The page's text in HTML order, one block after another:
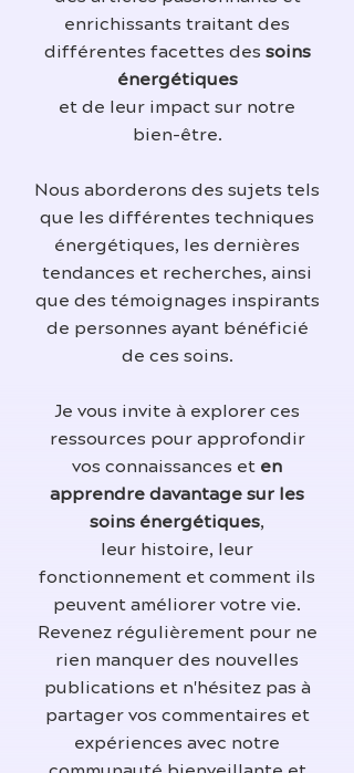
enrichissants traitant des
différentes facettes des soins
énergétiques
et de leur impact sur notre
bien-être.
Nous aborderons des sujets tels
que les différentes techniques
énergétiques, les dernières
tendances et recherches, ainsi
que des témoignages inspirants
de personnes ayant bénéficié
de ces soins.
Je vous invite à explorer ces
ressources pour approfondir
vos connaissances et en
apprendre davantage sur les
soins énergétiques,
leur histoire, leur
fonctionnement et comment ils
peuvent améliorer votre vie.
Revenez régulièrement pour ne
rien manquer des nouvelles
publications et n'hésitez pas à
partager vos commentaires et
expériences avec notre